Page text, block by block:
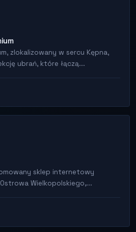
zlokalizowany w sercu Kępna,
ubrań, które łączą...
sklep internetowy
Wielkopolskiego,...